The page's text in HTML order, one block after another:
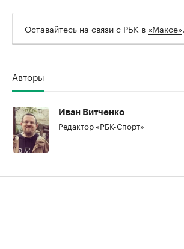
Оставайтесь на связи с РБК в «Максе».
Авторы
Иван Витченко
Редактор «РБК-Спорт»